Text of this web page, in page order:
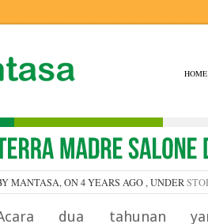
HOME
MANTASA, ON 4 YEARS AGO , UNDER
dua tahunan